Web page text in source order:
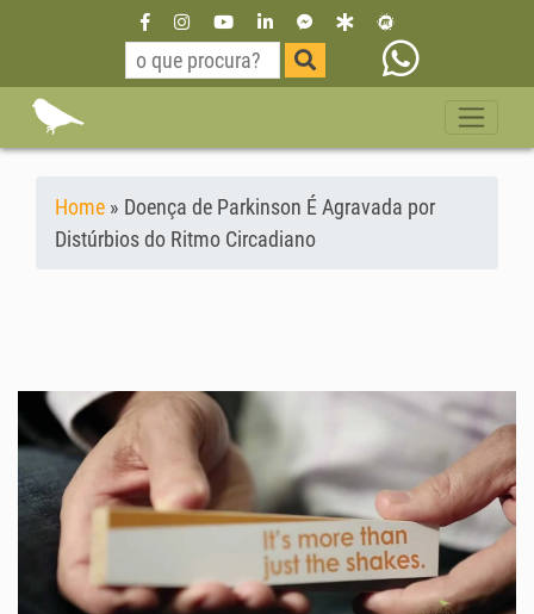
Home » Doença de Parkinson É Agravada por
Distúrbios do Ritmo Circadiano